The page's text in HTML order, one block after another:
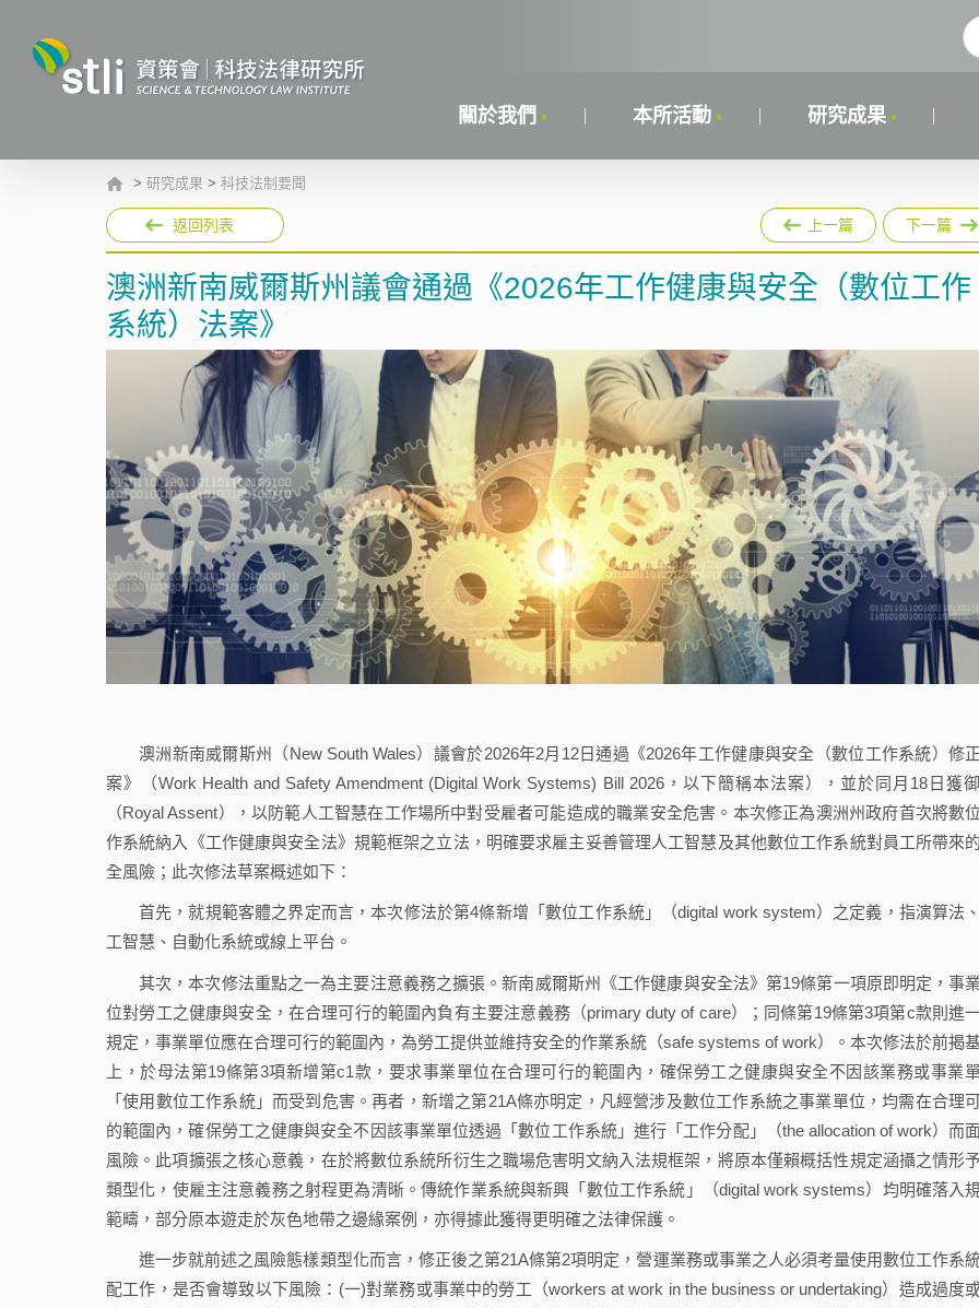
關於我們 本所活動 研究成果
> 研究成果 > 科技法制要聞
返回列表 上一篇 下一篇
澳洲新南威爾斯州議會通過《2026年工作健康與安全（數位工作
系統）法案》
澳洲新南威爾斯州（New South Wales）議會於2026年2月12日通過《2026年工作健康與安全（數位工作系統）修
案》（Work Health and Safety Amendment (Digital Work Systems) Bill 2026，以下簡稱本法案），並於同月18日獲
（Royal Assent），以防範人工智慧在工作場所中對受雇者可能造成的職業安全危害。本次修正為澳洲州政府首次將數
作系統納入《工作健康與安全法》規範框架之立法，明確要求雇主妥善管理人工智慧及其他數位工作系統對員工所帶來
全風險；此次修法草案概述如下：
首先，就規範客體之界定而言，本次修法於第4條新增「數位工作系統」（digital work system）之定義，指演算法
工智慧、自動化系統或線上平台。
其次，本次修法重點之一為主要注意義務之擴張。新南威爾斯州《工作健康與安全法》第19條第一項原即明定，事
位對勞工之健康與安全，在合理可行的範圍內負有主要注意義務（primary duty of care）；同條第19條第3項第c款則進
規定，事業單位應在合理可行的範圍內，為勞工提供並維持安全的作業系統（safe systems of work）。本次修法於前揭
上，於母法第19條第3項新增第c1款，要求事業單位在合理可行的範圍內，確保勞工之健康與安全不因該業務或事業
「使用數位工作系統」而受到危害。再者，新增之第21A條亦明定，凡經營涉及數位工作系統之事業單位，均需在合理
的範圍內，確保勞工之健康與安全不因該事業單位透過「數位工作系統」進行「工作分配」（the allocation of work）而
風險。此項擴張之核心意義，在於將數位系統所衍生之職場危害明文納入法規框架，將原本僅賴概括性規定涵攝之情形
類型化，使雇主注意義務之射程更為清晰。傳統作業系統與新興「數位工作系統」（digital work systems）均明確落入
範疇，部分原本遊走於灰色地帶之邊緣案例，亦得據此獲得更明確之法律保護。
進一步就前述之風險態樣類型化而言，修正後之第21A條第2項明定，營運業務或事業之人必須考量使用數位工作系
配工作，是否會導致以下風險：(一)對業務或事業中的勞工（workers at work in the business or undertaking）造成過度